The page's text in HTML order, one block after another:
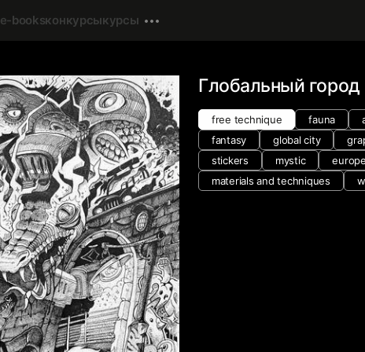
e-booksконкурсыкурсы
Глобальный город
free technique fauna
fantasy
global city
stickers
mystic
materials and techniques